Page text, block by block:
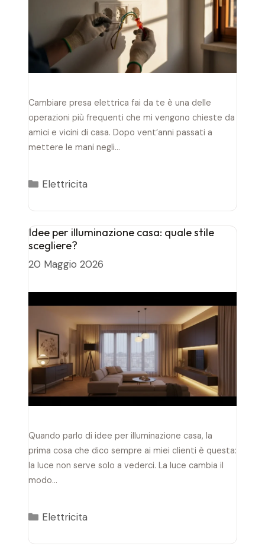
Cambiare presa elettrica fai da te è una delle
operazioni più frequenti che mi vengono chieste da
amici e vicini di casa. Dopo vent’anni passati a
mettere le mani negli…
Categorie
Elettricita
Idee per illuminazione casa: quale stile
scegliere?
20 Maggio 2026
Quando parlo di idee per illuminazione casa, la
prima cosa che dico sempre ai miei clienti è questa:
la luce non serve solo a vederci. La luce cambia il
modo…
Categorie
Elettricita